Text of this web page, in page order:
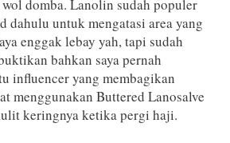
domba. Lanolin sudah populer
dahulu untuk mengatasi area yang
enggak lebay yah, tapi sudah
bahkan saya pernah
influencer yang membagikan
menggunakan Buttered Lanosalve
keringnya ketika pergi haji.